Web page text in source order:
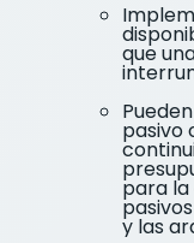
que
pasivo
para la
y las